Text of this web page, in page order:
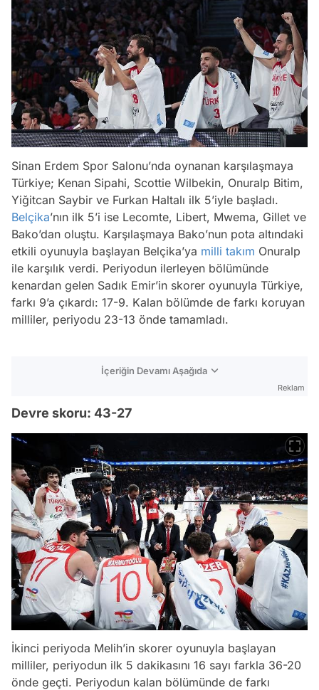
Sinan Erdem Spor Salonu’nda oynanan karşılaşmaya
Türkiye; Kenan Sipahi, Scottie Wilbekin, Onuralp Bitim,
Yiğitcan Saybir ve Furkan Haltalı ilk 5’iyle başladı.
Belçika’nın ilk 5’i ise Lecomte, Libert, Mwema, Gillet ve
Bako’dan oluştu. Karşılaşmaya Bako’nun pota altındaki
etkili oyunuyla başlayan Belçika’ya milli takım Onuralp
ile karşılık verdi. Periyodun ilerleyen bölümünde
kenardan gelen Sadık Emir’in skorer oyunuyla Türkiye,
farkı 9’a çıkardı: 17-9. Kalan bölümde de farkı koruyan
milliler, periyodu 23-13 önde tamamladı.
İçeriğin Devamı Aşağıda
Reklam
Devre skoru: 43-27
İkinci periyoda Melih’in skorer oyunuyla başlayan
milliler, periyodun ilk 5 dakikasını 16 sayı farkla 36-20
önde geçti. Periyodun kalan bölümünde de farkı